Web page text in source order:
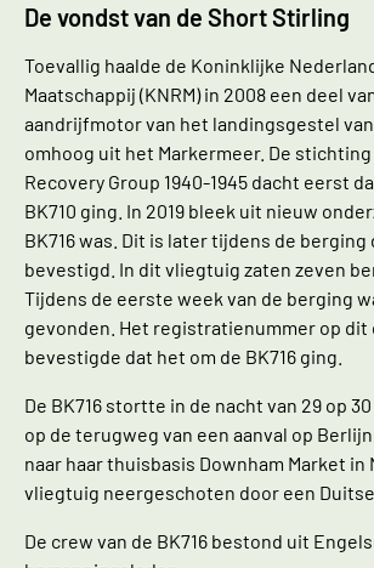
De vondst van de Short Stirling
Toevallig haalde de Koninklijke
Maatschappij (KNRM) in 2008 een deel
aandrijfmotor van het landingsgestel
omhoog uit het Markermeer. De
Recovery Group 1940-1945 dacht eerst
BK710 ging. In 2019 bleek uit nieuw
BK716 was. Dit is later tijdens de berging
bevestigd. In dit vliegtuig zaten zeven
Tijdens de eerste week van de berging
gevonden. Het registratienummer op dit
bevestigde dat het om de BK716 ging.
De BK716 stortte in de nacht van 29 op
op de terugweg van een aanval op
naar haar thuisbasis Downham Market in
vliegtuig neergeschoten door een
De crew van de BK716 bestond uit